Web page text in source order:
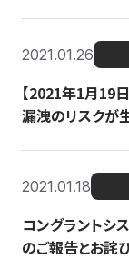
2021.01.26
【2021年1月19
漏洩のリスクが
2021.01.18
コングラントシ
のご報告とお詫